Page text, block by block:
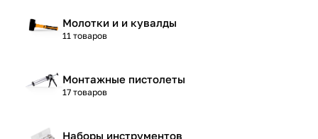
Молотки и и кувалды
11 товаров
Монтажные пистолеты
17 товаров
Наборы инструментов